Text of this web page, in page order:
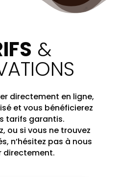
&
directement en ligne,
et vous bénéficierez
tarifs garantis.
ou si vous ne trouvez
n’hésitez pas à nous
directement.